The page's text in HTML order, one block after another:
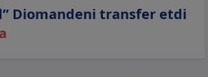
Diomandeni transfer etdi